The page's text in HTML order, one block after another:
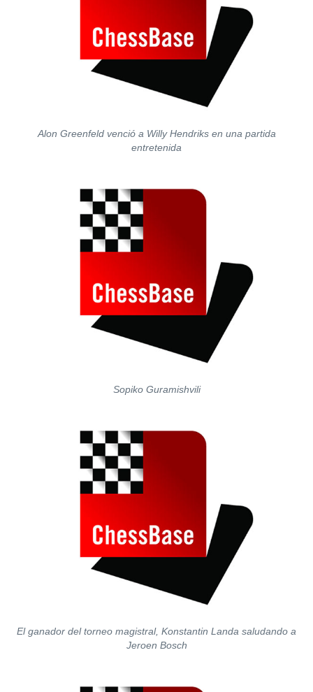
Alon Greenfeld venció a Willy Hendriks en una partida
entretenida
Sopiko Guramishvili
El ganador del torneo magistral, Konstantin Landa saludando a
Jeroen Bosch